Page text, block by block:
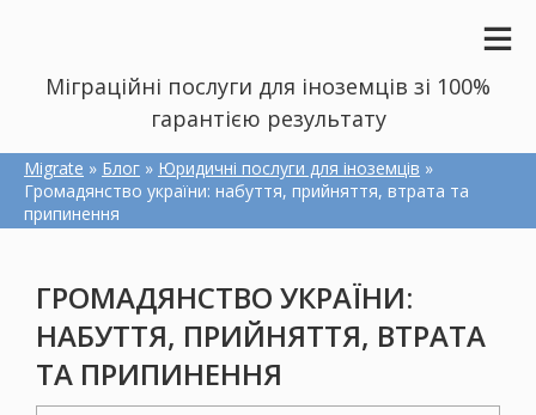
Міграційні послуги для іноземців зі 100%
гарантією результату
Migrate » Блог » Юридичні послуги для іноземців »
Громадянство україни: набуття, прийняття, втрата та
припинення
ГРОМАДЯНСТВО УКРАЇНИ:
НАБУТТЯ, ПРИЙНЯТТЯ, ВТРАТА
ТА ПРИПИНЕННЯ